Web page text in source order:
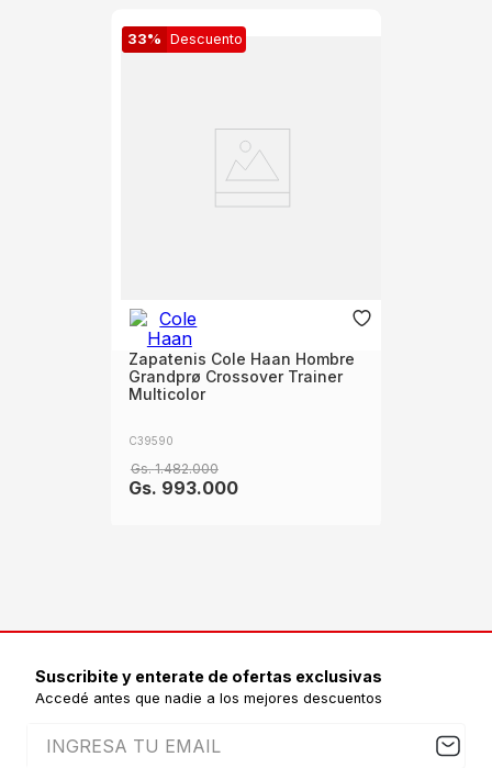
33% Descuento
Zapatenis Cole Haan Hombre
Grandprø Crossover Trainer
Multicolor
C39590
Gs. 1.482.000
Gs. 993.000
Suscribite y enterate de ofertas exclusivas
Accedé antes que nadie a los mejores descuentos